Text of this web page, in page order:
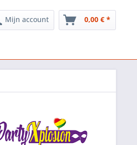
Mijn account 0,00 € *